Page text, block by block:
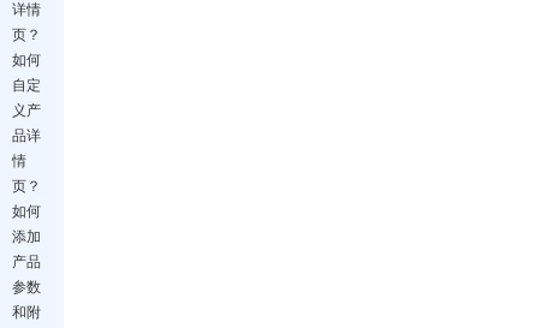
详情
页？
如何
自定
义产
品详
情
页？
如何
添加
产品
参数
和附